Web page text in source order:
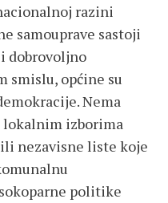
razini
samouprave sastoji
dobrovoljno
smislu, općine su
Nema
lokalnim izborima
nezavisne liste koje
politike